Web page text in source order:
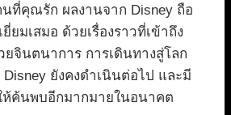
ที่คุณรัก ผลงานจาก Disney ถือ
ยมเสมอ ด้วยเรื่องราวที่เข้าถึง
ยจินตนาการ การเดินทางสู่โลก
ยังคงดำเนินต่อไป และมี
ห้ค้นพบอีกมากมายในอนาคต